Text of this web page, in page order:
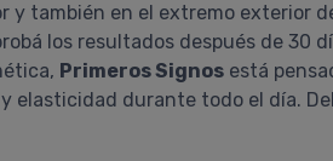
y también en el extremo exterior
los resultados después de 30
Primeros Signos está
elasticidad durante todo el día.